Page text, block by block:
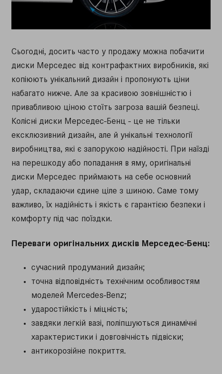
Сьогодні, досить часто у продажу можна побачити
диски Мерседес від контрафактних виробників, які
копіюють унікальний дизайн і пропонують ціни
набагато нижче. Але за красивою зовнішністю і
привабливою ціною стоїть загроза вашій безпеці.
Колісні диски Мерседес-Бенц - це не тільки
ексклюзивний дизайн, але й унікальні технології
виробництва, які є запорукою надійності. При наїзді
на перешкоду або попадання в яму, оригінальні
диски Мерседес приймають на себе основний
удар, складаючи єдине ціле з шиною. Саме тому
важливо, їх надійність і якість є гарантією безпеки і
комфорту під час поїздки.
Переваги оригінальних дисків Мерседес-Бенц:
сучасний продуманий дизайн;
точна відповідність технічним особливостям
моделей Mercedes-Benz;
ударостійкість і міцність;
завдяки легкій вазі, поліпшуються динамічні
характеристики і довговічність підвіски;
антикорозійне покриття.